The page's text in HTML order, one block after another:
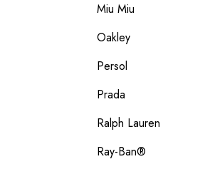
Miu Miu
Oakley
Persol
Prada
Ralph Lauren
Ray-Ban®